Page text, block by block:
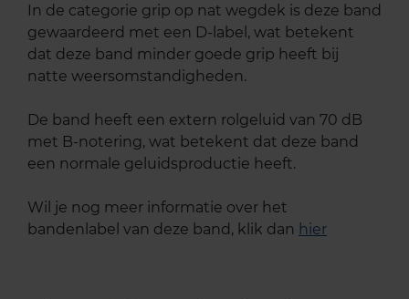
In de categorie grip op nat wegdek is deze band
gewaardeerd met een D-label, wat betekent
dat deze band minder goede grip heeft bij
natte weersomstandigheden.
De band heeft een extern rolgeluid van 70 dB
met B-notering, wat betekent dat deze band
een normale geluidsproductie heeft.
Wil je nog meer informatie over het
bandenlabel van deze band, klik dan hier